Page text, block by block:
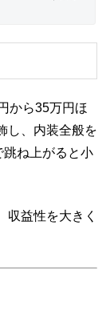
から35万円ほ
し、内装全般を
ね上がると小
収益性を大きく